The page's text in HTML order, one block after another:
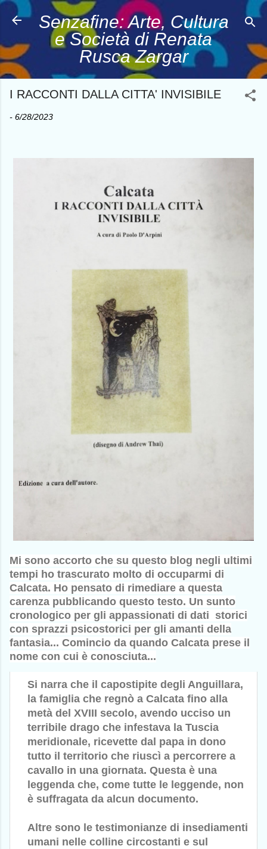
Passa ai contenuti principali
Senzafine: Arte, Cultura
e Società di Renata
Rusca Zargar
I RACCONTI DALLA CITTA' INVISIBILE
- 6/28/2023
Mi sono accorto che su questo blog negli ultimi
tempi ho trascurato molto di occuparmi di
Calcata. Ho pensato di rimediare a questa
carenza pubblicando questo testo. Un sunto
cronologico per gli appassionati di dati storici
con sprazzi psicostorici per gli amanti della
fantasia... Comincio da quando Calcata prese il
nome con cui è conosciuta...
Si narra che il capostipite degli Anguillara,
la famiglia che regnò a Calcata fino alla
metà del XVIII secolo, avendo ucciso un
terribile drago che infestava la Tuscia
meridionale, ricevette dal papa in dono
tutto il territorio che riuscì a percorrere a
cavallo in una giornata. Questa è una
leggenda che, come tutte le leggende, non
è suffragata da alcun documento.
Altre sono le testimonianze di insediamenti
umani nelle colline circostanti e sul